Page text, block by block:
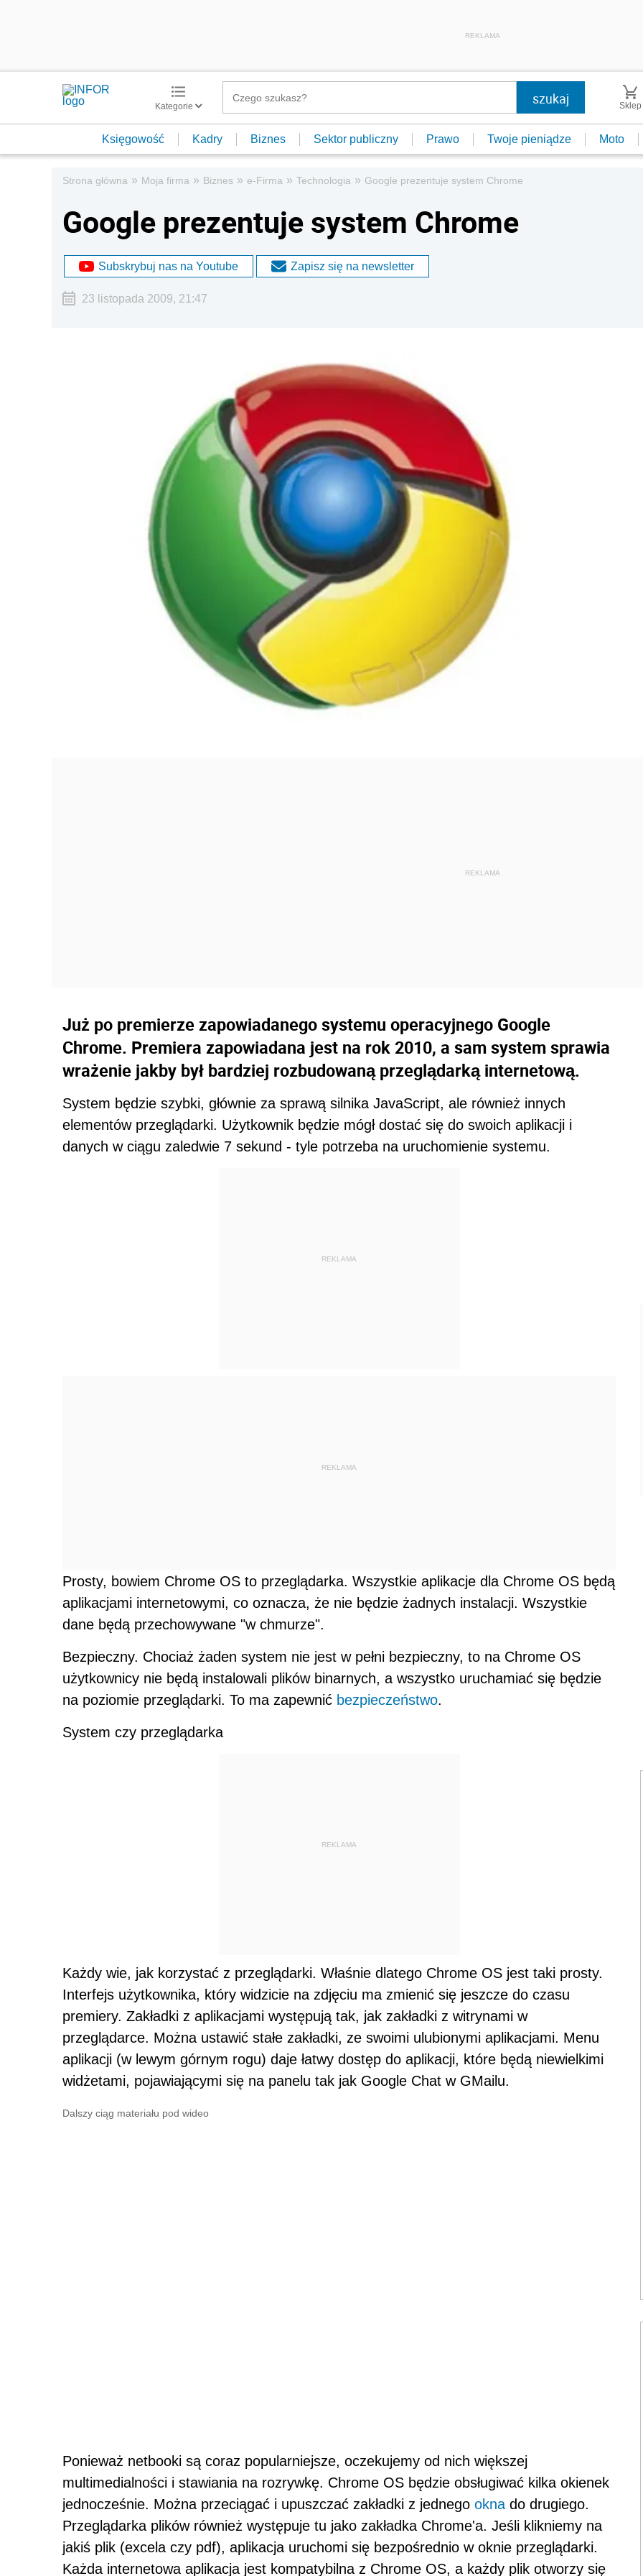
REKLAMA
Kategorie Sklep
Księgowość Kadry Biznes Sektor publiczny Prawo Twoje pieniądze Moto
Strona główna » Moja firma » Biznes » e-Firma » Technologia » Google prezentuje system Chrome
Google prezentuje system Chrome
Subskrybuj nas na Youtube Zapisz się na newsletter
23 listopada 2009, 21:47
Już po premierze zapowiadanego systemu operacyjnego Google
Chrome. Premiera zapowiadana jest na rok 2010, a sam system sprawia
wrażenie jakby był bardziej rozbudowaną przeglądarką internetową.
System będzie szybki, głównie za sprawą silnika JavaScript, ale również innych
elementów przeglądarki. Użytkownik będzie mógł dostać się do swoich aplikacji i
danych w ciągu zaledwie 7 sekund - tyle potrzeba na uruchomienie systemu.
REKLAMA
REKLAMA
Prosty, bowiem Chrome OS to przeglądarka. Wszystkie aplikacje dla Chrome OS będą
aplikacjami internetowymi, co oznacza, że nie będzie żadnych instalacji. Wszystkie
dane będą przechowywane "w chmurze".
Bezpieczny. Chociaż żaden system nie jest w pełni bezpieczny, to na Chrome OS
użytkownicy nie będą instalowali plików binarnych, a wszystko uruchamiać się będzie
na poziomie przeglądarki. To ma zapewnić bezpieczeństwo.
System czy przeglądarka
REKLAMA
Każdy wie, jak korzystać z przeglądarki. Właśnie dlatego Chrome OS jest taki prosty.
Interfejs użytkownika, który widzicie na zdjęciu ma zmienić się jeszcze do czasu
premiery. Zakładki z aplikacjami występują tak, jak zakładki z witrynami w
przeglądarce. Można ustawić stałe zakładki, ze swoimi ulubionymi aplikacjami. Menu
aplikacji (w lewym górnym rogu) daje łatwy dostęp do aplikacji, które będą niewielkimi
widżetami, pojawiającymi się na panelu tak jak Google Chat w GMailu.
Dalszy ciąg materiału pod wideo
Ponieważ netbooki są coraz popularniejsze, oczekujemy od nich większej
multimedialności i stawiania na rozrywkę. Chrome OS będzie obsługiwać kilka okienek
jednocześnie. Można przeciągać i upuszczać zakładki z jednego okna do drugiego.
Przeglądarka plików również występuje tu jako zakładka Chrome'a. Jeśli klikniemy na
jakiś plik (excela czy pdf), aplikacja uruchomi się bezpośrednio w oknie przeglądarki.
Każda internetowa aplikacja jest kompatybilna z Chrome OS, a każdy plik otworzy się